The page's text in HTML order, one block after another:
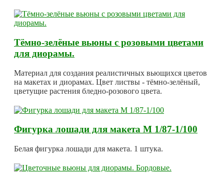
Тёмно-зелёные вьюны с розовыми цветами
для диорамы.
Материал для создания реалистичных вьющихся цветов
на макетах и диорамах. Цвет листвы - тёмно-зелёный,
цветущие растения бледно-розового цвета.
Фигурка лошади для макета М 1/87-1/100
Белая фигурка лошади для макета. 1 штука.